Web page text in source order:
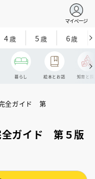
マイページ
4歳 5歳 6歳
暮らし 絵本とお話 知育と探
全ガイド 第５版